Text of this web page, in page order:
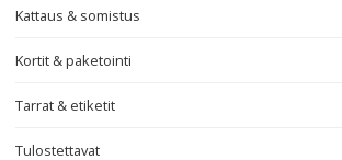
Kattaus & somistus
Kortit & paketointi
Tarrat & etiketit
Tulostettavat